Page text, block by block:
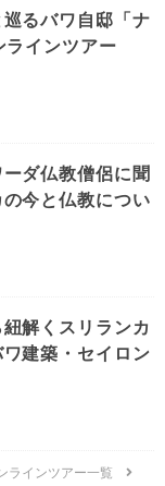
るバワ自邸「ナ
ラインツアー
ダ仏教僧侶に聞
今と仏教につい
解くスリランカ
建築・セイロン
ラインツアー一覧